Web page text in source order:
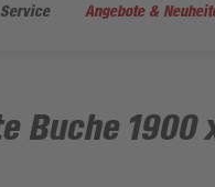
Angebote &
Buche 1900